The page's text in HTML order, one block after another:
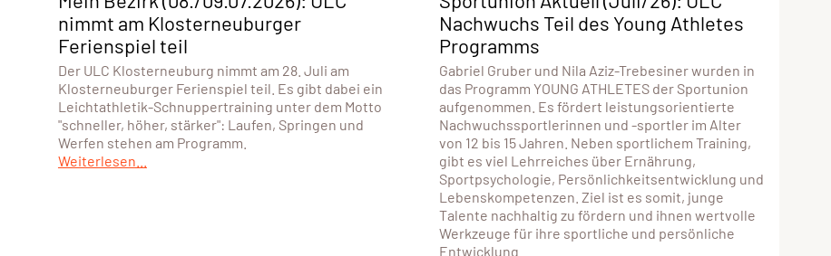
nimmt am Klosterneuburger
Ferienspiel teil
Der ULC Klosterneuburg nimmt am 28. Juli am
Klosterneuburger Ferienspiel teil. Es gibt dabei ein
Leichtathletik-Schnuppertraining unter dem Motto
"schneller, höher, stärker": Laufen, Springen und
Werfen stehen am Programm.
Weiterlesen...
Nachwuchs Teil des Young Athletes
Programms
Gabriel Gruber und Nila Aziz-Trebesiner wurden in
das Programm YOUNG ATHLETES der Sportunion
aufgenommen. Es fördert leistungsorientierte
Nachwuchssportlerinnen und -sportler im Alter
von 12 bis 15 Jahren. Neben sportlichem Training,
gibt es viel Lehrreiches über Ernährung,
Sportpsychologie, Persönlichkeitsentwicklung und
Lebenskompetenzen. Ziel ist es somit, junge
Talente nachhaltig zu fördern und ihnen wertvolle
Werkzeuge für ihre sportliche und persönliche
Entwicklung